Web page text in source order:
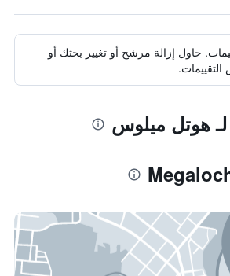
حاول إزالة مرشح أو تغيير بحثك أو
هوتل ميلوس